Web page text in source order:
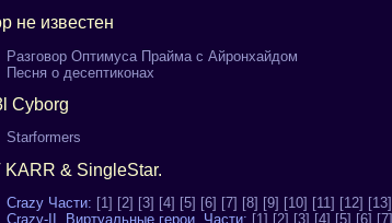
не известен
Разговор Оптимуса Прайма с Айронхайдом
Песня о десептиконах
Cyborg
Starformers
KARR & SingleStar.
Crazy Части: [1] [2] [3] [4] [5] [6] [7] [8] [9] [10] [11] [12] [13]
Crazy-II. Виртуальные герои. Части: [1] [2] [3] [4] [5] [6] [7]